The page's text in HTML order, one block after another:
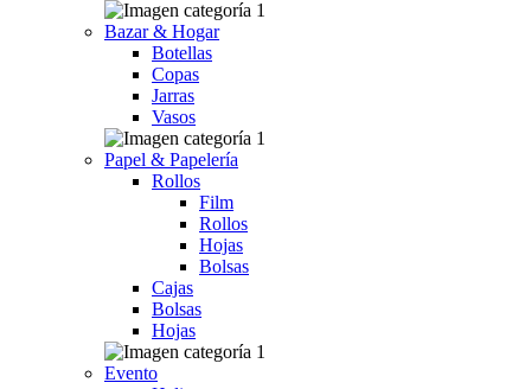
Bazar & Hogar
Botellas
Copas
Jarras
Vasos
Papel & Papelería
Rollos
Film
Rollos
Hojas
Bolsas
Cajas
Bolsas
Hojas
Evento